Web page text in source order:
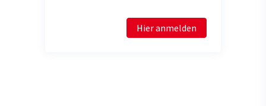
Hier anmelden